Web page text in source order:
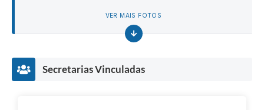
VER MAIS FOTOS
Secretarias Vinculadas